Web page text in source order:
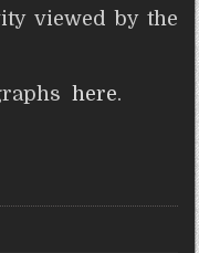
viewed by the
here.